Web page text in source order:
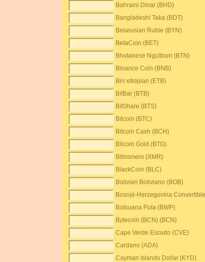
Bahraini Dinar (BHD)
Bangladeshi Taka (BDT)
Belarusian Ruble (BYN)
BetaCoin (BET)
Bhutanese Ngultrum (BTN)
Binance Coin (BNB)
Birr etiopian (ETB)
BitBar (BTB)
BitShare (BTS)
Bitcoin (BTC)
Bitcoin Cash (BCH)
Bitcoin Gold (BTG)
Bitmonero (XMR)
BlackCoin (BLC)
Bolivian Boliviano (BOB)
Bosnjë-Herzegovina
Botsuana Pula (BWP)
Bytecoin (BCN) (BCN)
Cape Verde Escudo (CVE)
Cardano (ADA)
Cayman Islands Dollar (KYD)